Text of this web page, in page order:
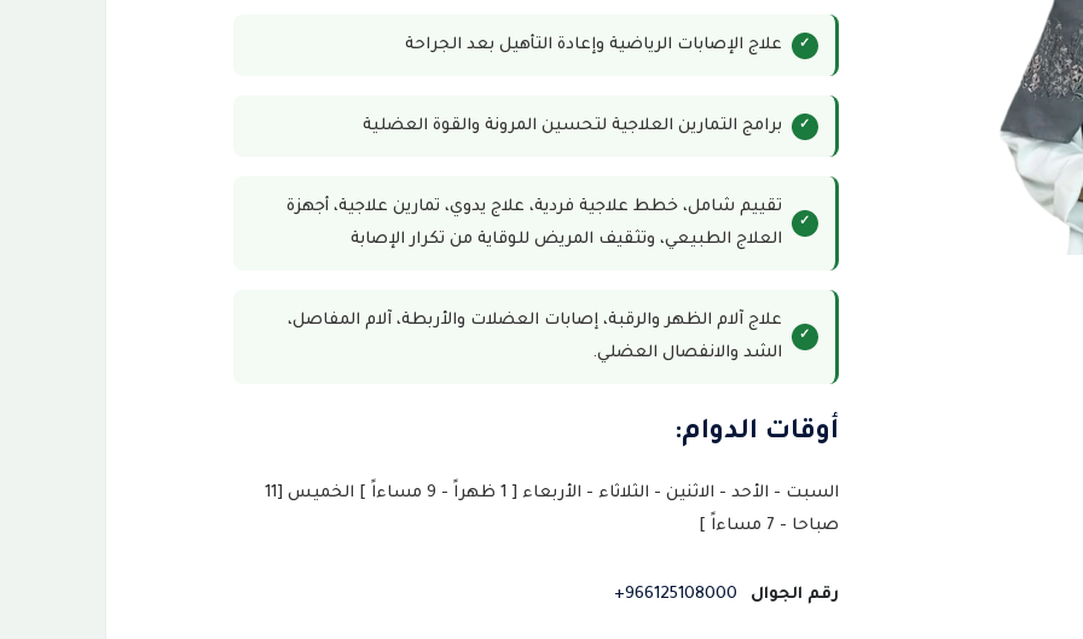
علاج الإصابات الرياضية وإعادة التأهيل بعد الجراحة
برامج التمارين العلاجية لتحسين المرونة والقوة العضلية
تقييم شامل، خطط علاجية فردية، علاج يدوي، تمارين علاجية، أجهزة
العلاج الطبيعي، وتثقيف المريض للوقاية من تكرار الإصابة
علاج آلام الظهر والرقبة، إصابات العضلات والأربطة، آلام المفاصل،
الشد والانفصال العضلي.
أوقات الدوام:
السبت - الأحد - الاثنين - الثلاثاء - الأربعاء [ 1 ظهراً - 9 مساءاً ] الخميس [11
صباحا - 7 مساءاً ]
رقم الجوال 966125108000+